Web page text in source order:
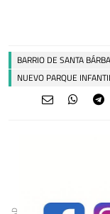
BARRIO DE SANTA
NUEVO PARQUE